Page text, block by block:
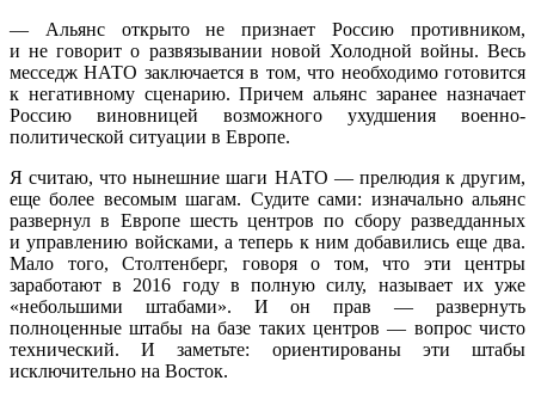
— Альянс открыто не признает Россию противником,
и не говорит о развязывании новой Холодной войны. Весь
месседж НАТО заключается в том, что необходимо готовится
к негативному сценарию. Причем альянс заранее назначает
Россию виновницей возможного ухудшения военно-
политической ситуации в Европе.
Я считаю, что нынешние шаги НАТО — прелюдия к другим,
еще более весомым шагам. Судите сами: изначально альянс
развернул в Европе шесть центров по сбору разведданных
и управлению войсками, а теперь к ним добавились еще два.
Мало того, Столтенберг, говоря о том, что эти центры
заработают в 2016 году в полную силу, называет их уже
«небольшими штабами». И он прав — развернуть
полноценные штабы на базе таких центров — вопрос чисто
технический. И заметьте: ориентированы эти штабы
исключительно на Восток.